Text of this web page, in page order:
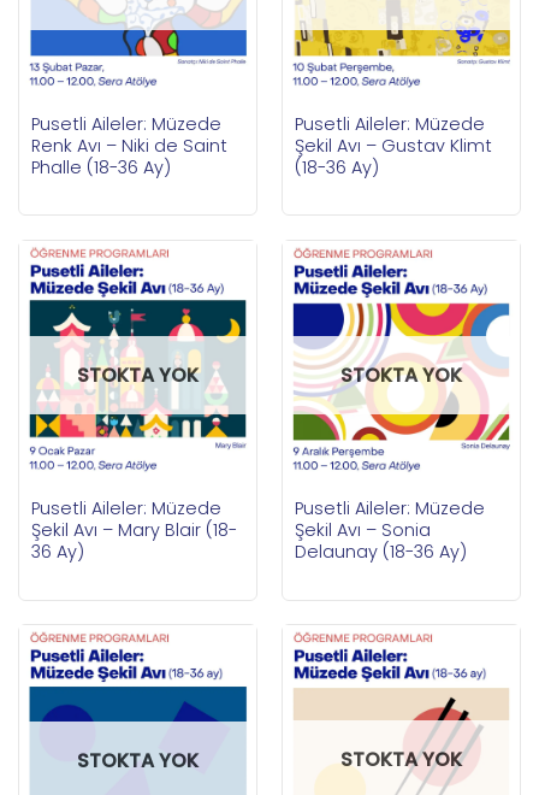
Pusetli Aileler: Müzede
Renk Avı – Niki de Saint
Phalle (18-36 Ay)
Pusetli Aileler: Müzede
Şekil Avı – Gustav Klimt
(18-36 Ay)
STOKTA YOK
Pusetli Aileler: Müzede
Şekil Avı – Mary Blair (18-
36 Ay)
STOKTA YOK
Pusetli Aileler: Müzede
Şekil Avı – Sonia
Delaunay (18-36 Ay)
STOKTA YOK STOKTA YOK